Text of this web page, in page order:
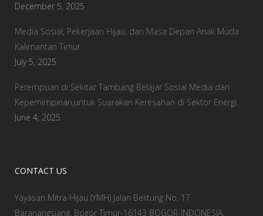
December 5, 2025
Media Sosial, Pekerjaan Hijau, dan Masa Depan Anak Muda
Kalimantan Timur
July 5, 2025
Perempuan di Sekitar Tambang Belajar Sosial Media dan
Kepemimpinan,untuk Suarakan Keresahan di Sektor Energi
June 4, 2025
CONTACT US
Yayasan Mitra Hijau (YMH) Jalan Belitung No. 17
Baranangsiang, Bogor Timur-16143 BOGOR-INDONESIA.